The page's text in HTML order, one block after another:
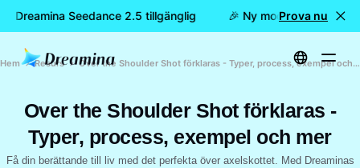
Dreamina Seedance 2.5 tillgänglig 🎉 Ny modell är här: nu
Prova nu
Hem Resurs Over the Shoulder Shot förklaras - Typer, process, exempel och mer
Over the Shoulder Shot förklaras -
Typer, process, exempel och mer
Få din berättande till liv med det perfekta över axelskottet. Med Dreaminas